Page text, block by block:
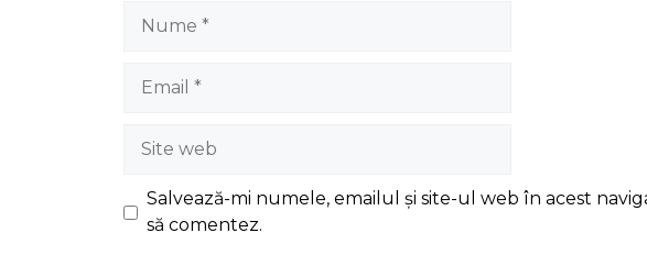
Site
web
Salvează-mi numele, emailul și site-ul web în acest
să comentez.